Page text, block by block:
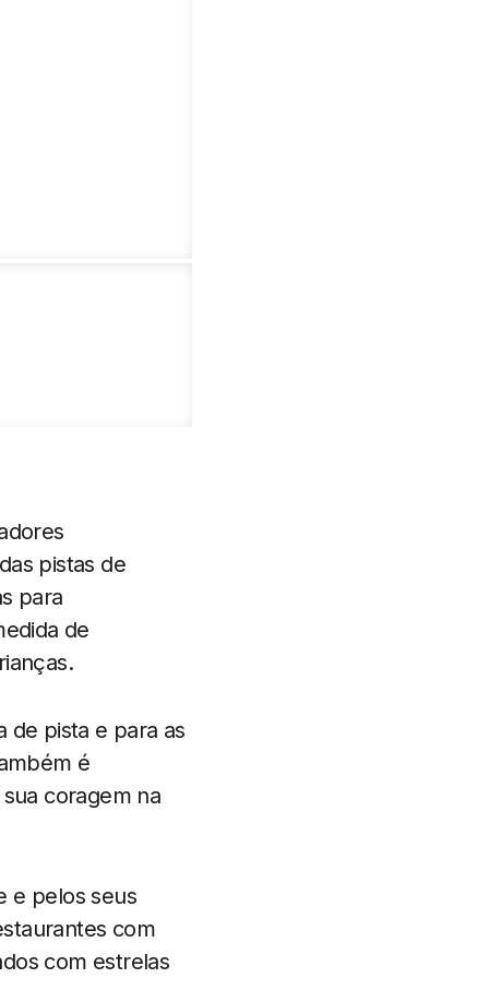
pistas de
para
de
de pista e para as
é
coragem na
e pelos seus
com
com estrelas